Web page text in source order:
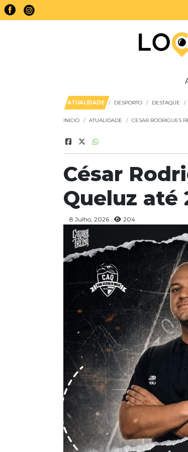
ATUALIDADE DESPORTO DESTAQUE
INICIO ATUALIDADE CESAR RODRIGUES
César
Queluz até
8 Julho, 2026 204